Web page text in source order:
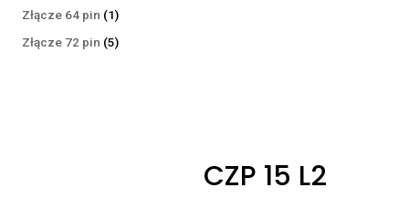
produkty
Złącze 64 pin 11
produkt
Złącze 72 pin 55
CZP 15 L2